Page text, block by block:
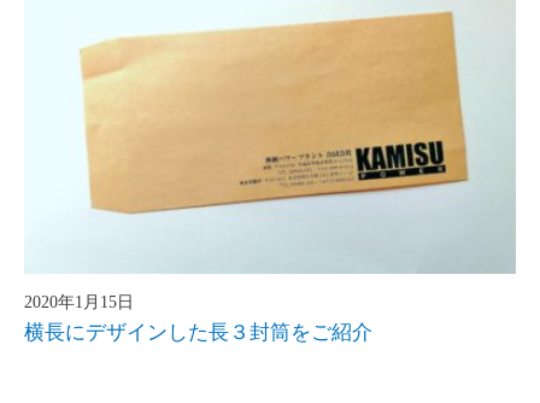
2020年1月15日
横長にデザインした長３封筒をご紹介